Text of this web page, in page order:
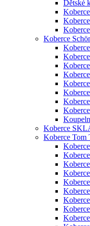
Dětské
Koberce
Koberce
Koberce Tom